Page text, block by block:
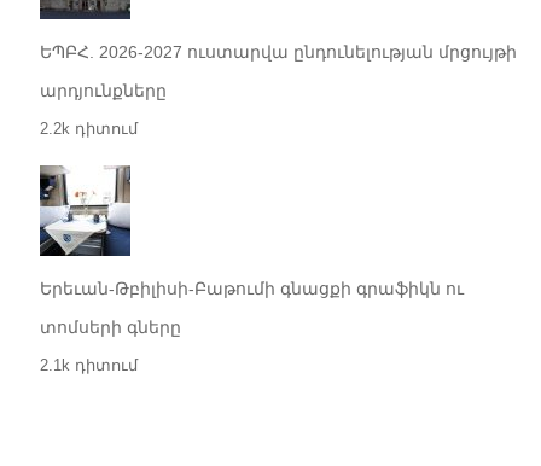
ԵՊԲՀ. 2026-2027 ուստարվա ընդունելության մրցույթի
արդյունքները
2.2k դիտում
Երեւան-Թբիլիսի-Բաթումի գնացքի գրաֆիկն ու
տոմսերի գները
2.1k դիտում